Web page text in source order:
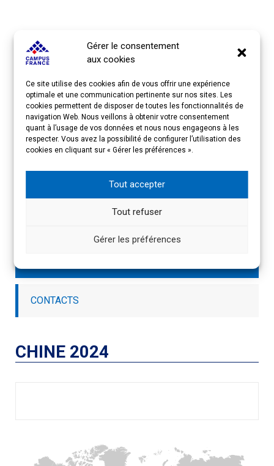
Gérer le consentement
aux cookies
Ce site utilise des cookies afin de vous offrir une expérience
optimale et une communication pertinente sur nos sites. Les
cookies permettent de disposer de toutes les fonctionnalités de
navigation Web. Nous veillons à obtenir votre consentement
quant à l’usage de vos données et nous nous engageons à les
respecter. Vous avez la possibilité de configurer l’utilisation des
cookies en cliquant sur « Gérer les préférences ».
Tout accepter
Tout refuser
Gérer les préférences
Imprimer Email
ACCÈS RAPIDE
CONTACTS
CHINE 2024